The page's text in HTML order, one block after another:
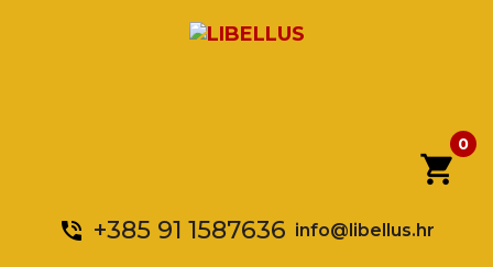
shopping_cart
0
phone_in_talk +385 91 1587636 info@libellus.hr